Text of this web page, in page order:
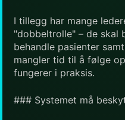
I tillegg har mange
"dobbeltrolle" – de skal
behandle pasienter
mangler tid til å følge
fungerer i praksis.
### Systemet må